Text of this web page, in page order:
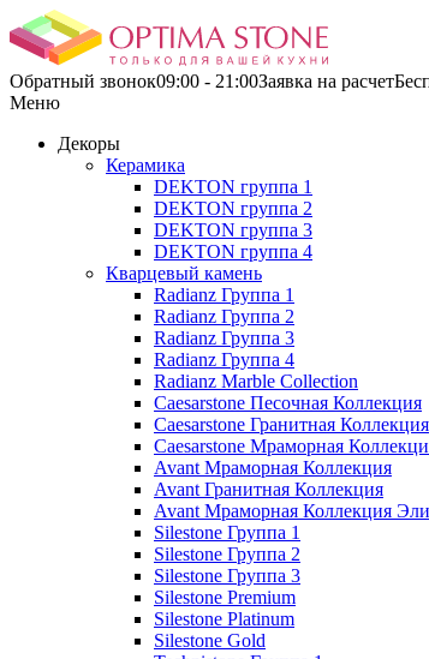
Обратный звонок09:00 - 21:00Заявка на
Меню
Декоры
Керамика
DEKTON группа 1
DEKTON группа 2
DEKTON группа 3
DEKTON группа 4
Кварцевый камень
Radianz Группа 1
Radianz Группа 2
Radianz Группа 3
Radianz Группа 4
Radianz Marble Collection
Caesarstone Песочная Коллекция
Caesarstone Гранитная Коллекция
Caesarstone Мраморная
Avant Мраморная Коллекция
Avant Гранитная Коллекция
Avant Мраморная Коллекция
Silestone Группа 1
Silestone Группа 2
Silestone Группа 3
Silestone Premium
Silestone Platinum
Silestone Gold